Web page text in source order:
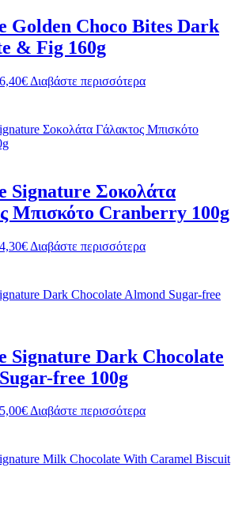
Golden Choco Bites Dark
& Fig 160g
6,40€ Διαβάστε περισσότερα
Signature Σοκολάτα
Μπισκότο Cranberry 100g
4,30€ Διαβάστε περισσότερα
Signature Dark Chocolate
free 100g
5,00€Διαβάστε περισσότερα